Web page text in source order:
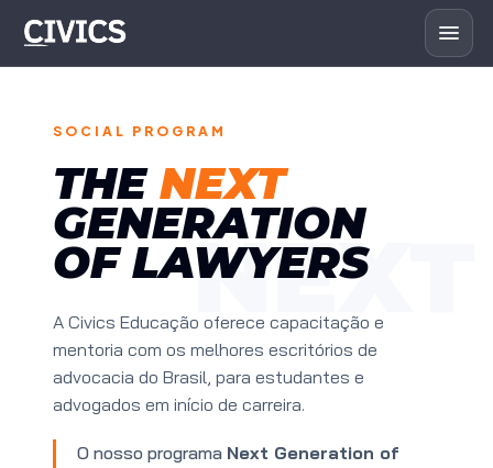
SOCIAL PROGRAM
THE NEXT
GENERATION
OF LAWYERS
A Civics Educação oferece capacitação e
mentoria com os melhores escritórios de
advocacia do Brasil, para estudantes e
advogados em início de carreira.
O nosso programa Next Generation of
NEXT